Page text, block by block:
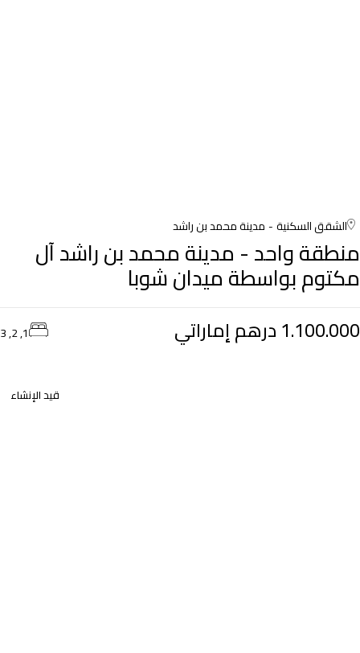
الشقق السكنية مدينة محمد بن راشد
منطقة واحد - مدينة محمد بن راشد آل
مكتوم بواسطة ميدان شوبا
1.100.000 درهم إماراتي 1, 2, 3
قيد الإنشاء